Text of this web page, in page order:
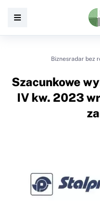
Biznesradar bez
Szacunkowe
IV kw. 2023